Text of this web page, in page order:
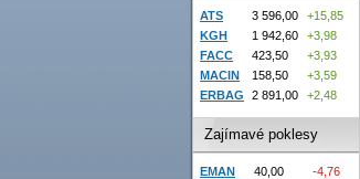
ATS 3 596,00
+15,85
KGH
1 942,60
+3,98
FACC
423,50
+3,93
MACIN
158,50
+3,59
ERBAG
2 891,00 +2,48
Zajímavé poklesy
EMAN 40,00
-4,76